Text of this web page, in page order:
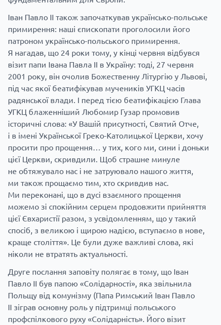
Іван Павло II також започаткував українсько-польське
примирення: наші єпископати проголосили його
патроном українсько-польського примирення.
Я нагадав, що 24 роки тому, у кінці червня відбувся
візит папи Івана Павла II в Україну: тоді, 27 червня
2001 року, він очолив Божественну Літургію у Львові,
під час якої беатифікував мучеників УГКЦ часів
радянської влади. І перед тією беатифікацією Глава
УГКЦ блаженніший Любомир Гузар промовив
історичні слова: «У Вашій присутності, Святий Отче,
і в імені Української Греко-Католицької Церкви, хочу
просити про прощення… у тих, кого ми, сини і доньки
цієї Церкви, скривдили. Щоб страшне минуле
не обтяжувало нас і не затруювало нашого життя,
ми також прощаємо тим, хто скривдив нас.
Ми переконані, що в дусі взаємного прощення
можемо зі спокійним серцем продовжити прийняття
цієї Євхаристії разом, з усвідомленням, що у такий
спосіб, з великою і щирою надією, вступаємо в нове,
краще століття». Це були дуже важливі слова, які
ніколи не втратять актуальності.
Друге послання заповіту полягає в тому, що Іван
Павло II був папою «Солідарності», яка звільнила
Польщу від комунізму (Папа Римський Іван Павло
ІІ зіграв основну роль у підтримці польського
профспілкового руху «Солідарність». Його візит